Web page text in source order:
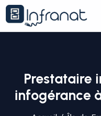
Prestataire
infogérance